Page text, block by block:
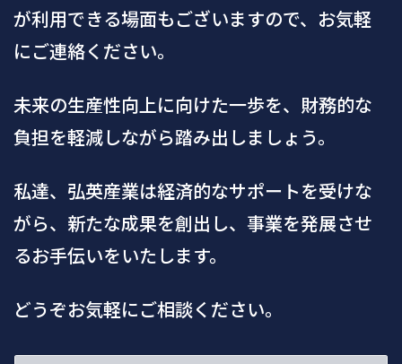
が利用できる場面もございますので、お気軽
にご連絡ください。
未来の生産性向上に向けた一歩を、財務的な
負担を軽減しながら踏み出しましょう。
私達、弘英産業は経済的なサポートを受けな
がら、新たな成果を創出し、事業を発展させ
るお手伝いをいたします。
どうぞお気軽にご相談ください。